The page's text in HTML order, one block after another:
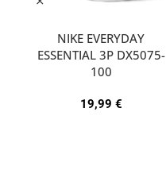
NIKE EVERYDAY
ESSENTIAL 3P DX5075-
100
19,99 €